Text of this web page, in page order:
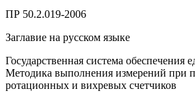
ПР 50.2.019-2006
Заглавие на русском языке
Государственная система обеспечения
Методика выполнения измерений при
ротационных и вихревых счетчиков